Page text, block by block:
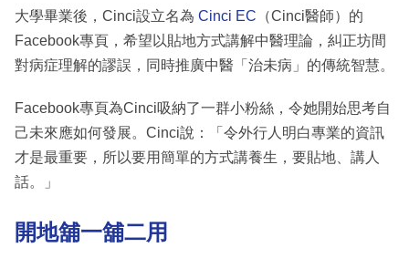
大學畢業後，Cinci設立名為 Cinci EC （Cinci醫師）的
Facebook專頁，希望以貼地方式講解中醫理論，糾正坊間
對病症理解的謬誤，同時推廣中醫「治未病」的傳統智慧。
Facebook專頁為Cinci吸納了一群小粉絲，令她開始思考自
己未來應如何發展。Cinci說：「令外行人明白專業的資訊
才是最重要，所以要用簡單的方式講養生，要貼地、講人
話。」
開地舖一舖二用